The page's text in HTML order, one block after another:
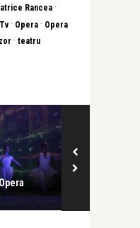
Rancea ·
· Opera · Opera
· teatru